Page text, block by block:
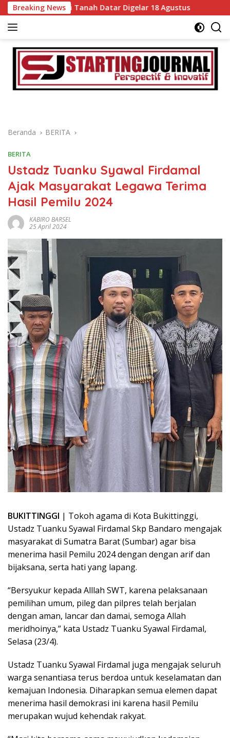
Langsung
ke
konten
Breaking News
di Tanah Datar Digelar 18 Agustus DPRD dan
Beranda BERITA
BERITA
Ustadz Tuanku Syawal Firdamal
Ajak Masyarakat Legawa Terima
Hasil Pemilu 2024
KABIRO BARSEL
25 April 2024
BUKITTINGGI | Tokoh agama di Kota Bukittinggi,
Ustadz Tuanku Syawal Firdamal Skp Bandaro mengajak
masyarakat di Sumatra Barat (Sumbar) agar bisa
menerima hasil Pemilu 2024 dengan dengan arif dan
bijaksana, serta hati yang lapang.
“Bersyukur kepada Alllah SWT, karena pelaksanaan
pemilihan umum, pileg dan pilpres telah berjalan
dengan aman, lancar dan damai, semoga Allah
meridhoinya,” kata Ustadz Tuanku Syawal Firdamal,
Selasa (23/4).
Ustadz Tuanku Syawal Firdamal juga mengajak seluruh
warga senantiasa terus berdoa untuk keselamatan dan
kemajuan Indonesia. Diharapkan semua elemen dapat
menerima hasil demokrasi ini karena hasil Pemilu
merupakan wujud kehendak rakyat.